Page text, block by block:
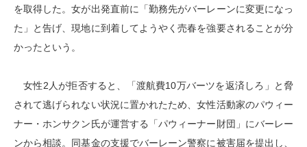
を取得した。女が出発直前に「勤務先がバーレーンに変更になっ
た」と告げ、現地に到着してようやく売春を強要されることが分
かったという。
女性2人が拒否すると、「渡航費10万バーツを返済しろ」と脅
されて逃げられない状況に置かれたため、女性活動家のパウィー
ナー・ホンサクン氏が運営する「パウィーナー財団」にバーレー
ンから相談。同基金の支援でバーレーン警察に被害届を提出し、